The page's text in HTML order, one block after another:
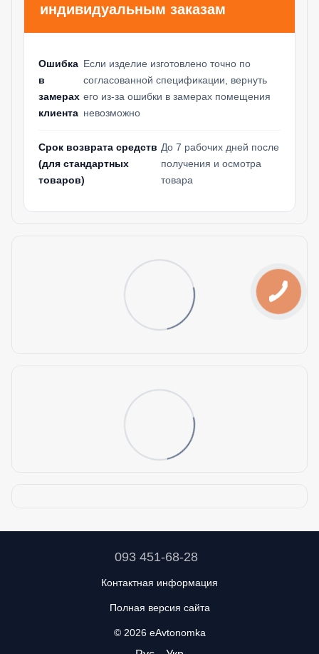
индивидуальным заказам
Ошибка
в
замерах
клиента
Если изделие изготовлено точно по
согласованной спецификации, вернуть
его из-за ошибки в замерах помещения
невозможно
Срок возврата средств
(для стандартных
товаров)
До 7 рабочих дней после
получения и осмотра
товара
093 451-68-28
Контактная информация
Полная версия сайта
© 2026 eAvtonomka